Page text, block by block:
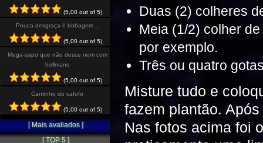
Duas (2) colheres
Meia (1/2) colher
por exemplo.
Três ou quatro
Misture tudo e
fazem plantão.
Nas fotos acima foi
(5,00 out of 5)
Pouca desgraça é bobagem…
(5,00 out of 5)
Mega-sapo que não desce nem com
hellmans
(5,00 out of 5)
Cantinho do cafofo
(5,00 out of 5)
[ Mais avaliados ]
[ TOP 5 ]